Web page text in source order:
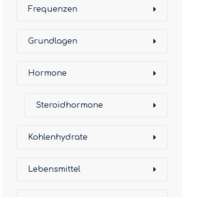
Frequenzen
Grundlagen
Hormone
Steroidhormone
Kohlenhydrate
Lebensmittel